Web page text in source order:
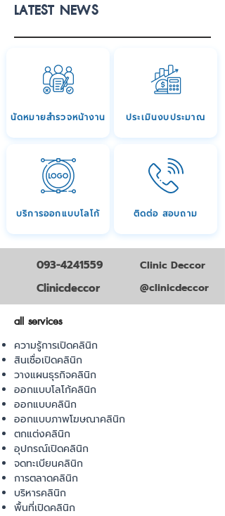
LATEST NEWS
นัดหมายสำรวจหน้างาน ประเมินงบประมาณ
บริการออกแบบโลโก้ ติดต่อ สอบถาม
093-4241559
Clinicdeccor
Clinic Deccor
@clinicdeccor
all services
ความรู้การเปิดคลินิก
สินเชื่อเปิดคลินิก
วางแผนธุรกิจคลินิก
ออกแบบโลโก้คลินิก
ออกแบบคลินิก
ออกแบบภาพโฆษณาคลินิก
ตกแต่งคลินิก
อุปกรณ์เปิดคลินิก
จดทะเบียนคลินิก
การตลาดคลินิก
บริหารคลินิก
พื้นที่เปิดคลินิก